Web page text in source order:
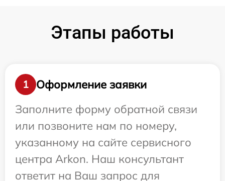
Этапы работы
1
Оформление заявки
Заполните форму обратной связи
или позвоните нам по номеру,
указанному на сайте сервисного
центра Arkon. Наш консультант
ответит на Ваш запрос для